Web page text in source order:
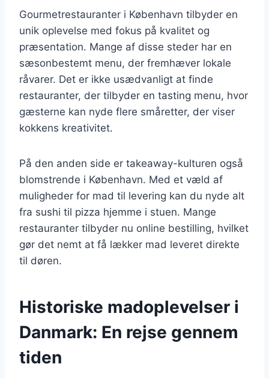
Gourmetrestauranter i København tilbyder en
unik oplevelse med fokus på kvalitet og
præsentation. Mange af disse steder har en
sæsonbestemt menu, der fremhæver lokale
råvarer. Det er ikke usædvanligt at finde
restauranter, der tilbyder en tasting menu, hvor
gæsterne kan nyde flere småretter, der viser
kokkens kreativitet.
På den anden side er takeaway-kulturen også
blomstrende i København. Med et væld af
muligheder for mad til levering kan du nyde alt
fra sushi til pizza hjemme i stuen. Mange
restauranter tilbyder nu online bestilling, hvilket
gør det nemt at få lækker mad leveret direkte
til døren.
Historiske madoplevelser i
Danmark: En rejse gennem
tiden